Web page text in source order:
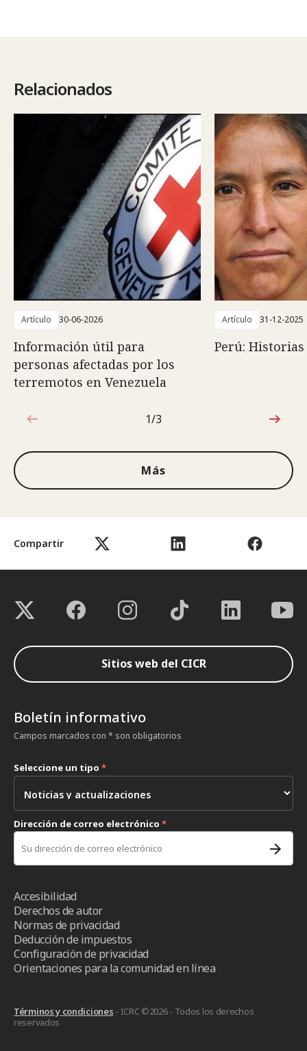
Compartir
Relacionados
Artículo 30-06-2026
Información útil para
personas afectadas por los
terremotos en Venezuela
Artículo 31-12-2025
Perú: Historias
1de3
1/3
Más
Sitios web del CICR
Boletín informativo
Campos marcados con * son obligatorios
Seleccione un tipo *
Dirección de correo electrónico *
Accesibilidad
Derechos de autor
Normas de privacidad
Deducción de impuestos
Configuración de privacidad
Orientaciones para la comunidad en línea
Términos y condiciones - ICRC ©2026 - Todos los derechos
reservados